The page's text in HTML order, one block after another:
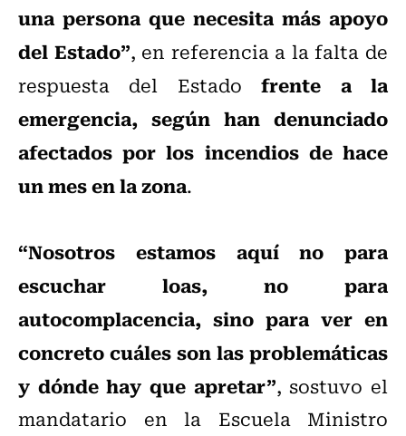
una persona que necesita más apoyo
del Estado”, en referencia a la falta de
respuesta del Estadofrente a la
emergencia, según han denunciado
afectados por los incendios de hace
un mes en la zona.
“Nosotros estamos aquí no para
escuchar loas, no para
autocomplacencia, sino para ver en
concreto cuáles son las problemáticas
y dónde hay que apretar”, sostuvo el
mandatario en la Escuela Ministro